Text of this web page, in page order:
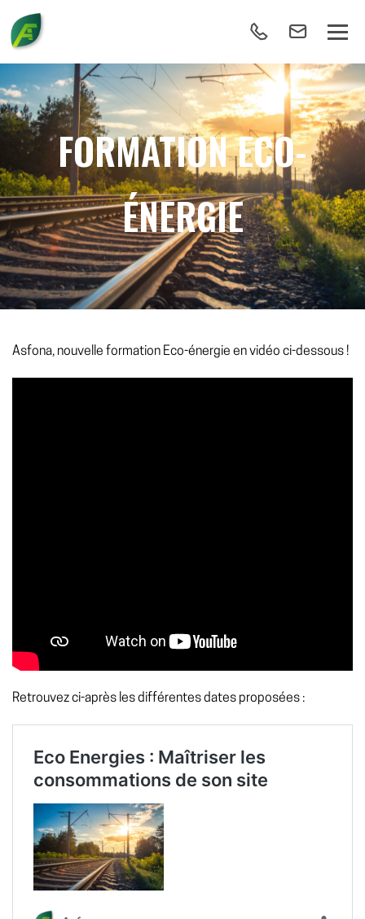
FORMATION ECO-
ÉNERGIE
Asfona, nouvelle formation Eco-énergie en vidéo ci-dessous !
Retrouvez ci-après les différentes dates proposées :